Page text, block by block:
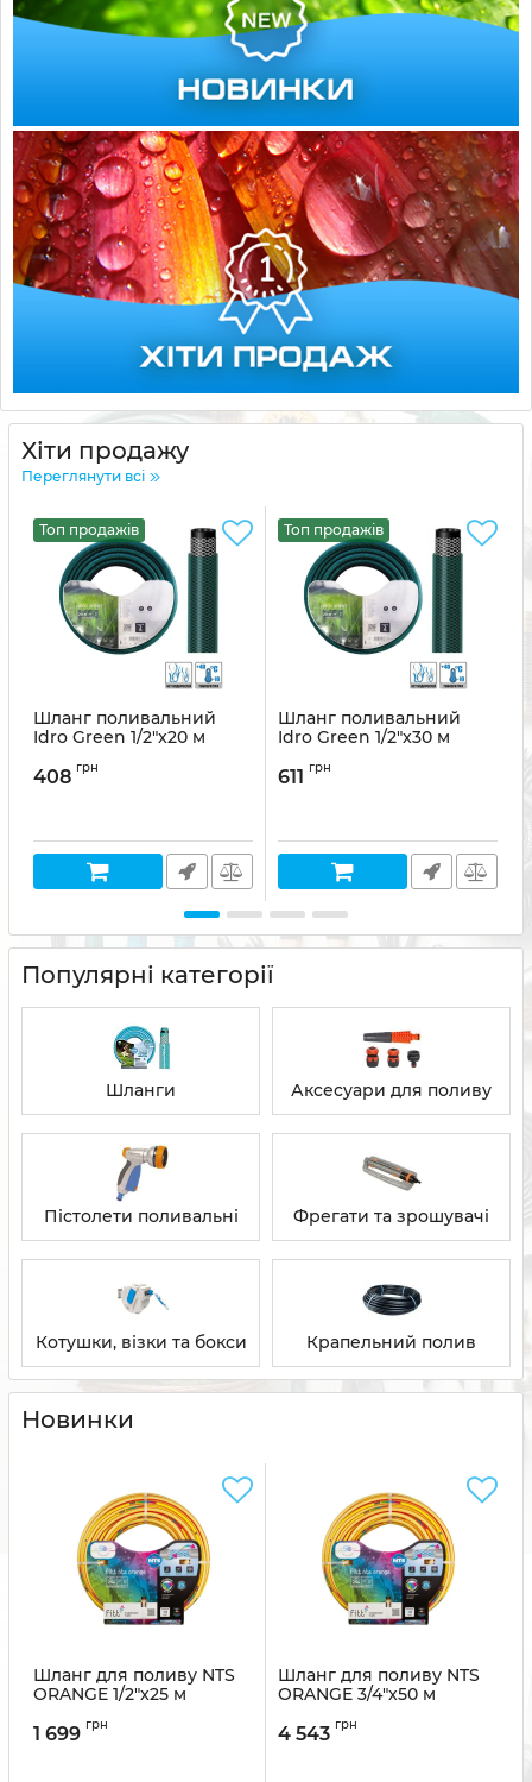
Хіти продажу
Переглянути всі
Топ продажів
Шланг поливальний
Idro Green 1/2"x20 м
408 грн
Топ продажів
Шланг поливальний
Idro Green 1/2"x30 м
611 грн
Популярні категорії
Шланги Аксесуари для поливу
Пістолети поливальні Фрегати та зрошувачі
Котушки, візки та бокси Крапельний полив
Новинки
Шланг для поливу NTS
ORANGE 1/2"x25 м
1 699 грн
Шланг для поливу NTS
ORANGE 3/4"x50 м
4 543 грн